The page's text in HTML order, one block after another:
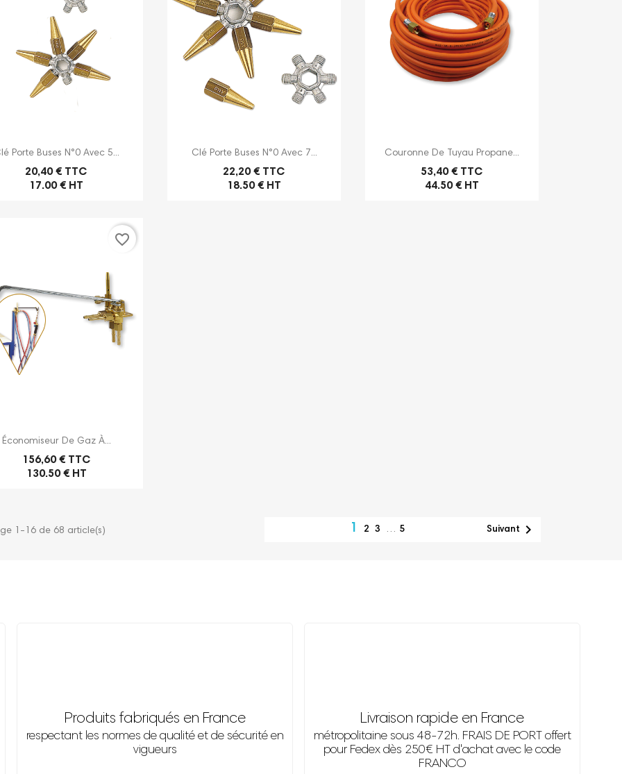
Aperçu rapide
Porte Buses N°0 Avec 5...
20,40 € TTC
17.00 € HT
Aperçu rapide
Clé Porte Buses N°0 Avec 7...
22,20 € TTC
18.50 € HT
Aperçu rapide
Couronne De Tuyau Propane...
53,40 € TTC
44.50 € HT
Aperçu rapide
Économiseur De Gaz À...
156,60 € TTC
130.50 € HT
favorite_border
1-16 de 68 article(s) 1 2 3 … 5 Suivant 
Produits fabriqués en France
respectant les normes de qualité et de sécurité en
vigueurs
Livraison rapide en France
métropolitaine sous 48-72h. FRAIS DE PORT offert
pour Fedex dès 250€ HT d'achat avec le code
FRANCO